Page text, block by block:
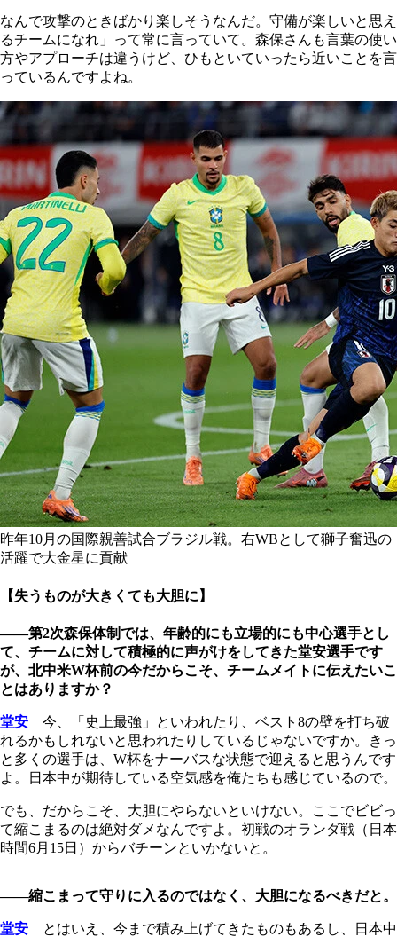
なんで攻撃のときばかり楽しそうなんだ。守備が楽しいと思え
るチームになれ」って常に言っていて。森保さんも言葉の使い
方やアプローチは違うけど、ひもといていったら近いことを言
っているんですよね。
昨年10月の国際親善試合ブラジル戦。右WBとして獅子奮迅の
活躍で大金星に貢献
【失うものが大きくても大胆に】
――第2次森保体制では、年齢的にも立場的にも中心選手とし
て、チームに対して積極的に声がけをしてきた堂安選手です
が、北中米W杯前の今だからこそ、チームメイトに伝えたいこ
とはありますか？
堂安 今、「史上最強」といわれたり、ベスト8の壁を打ち破
れるかもしれないと思われたりしているじゃないですか。きっ
と多くの選手は、W杯をナーバスな状態で迎えると思うんです
よ。日本中が期待している空気感を俺たちも感じているので。
でも、だからこそ、大胆にやらないといけない。ここでビビっ
て縮こまるのは絶対ダメなんですよ。初戦のオランダ戦（日本
時間6月15日）からバチーンといかないと。
――縮こまって守りに入るのではなく、大胆になるべきだと。
堂安 とはいえ、今まで積み上げてきたものもあるし、日本中